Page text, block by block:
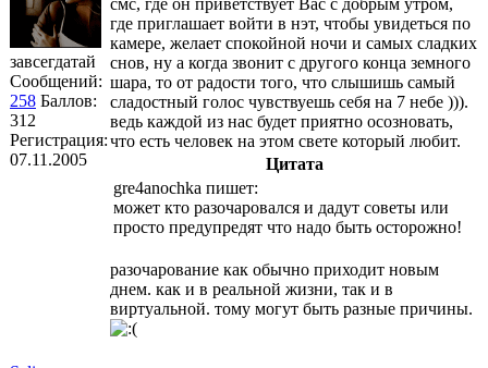
завсегдатай
Сообщений:
258 Баллов:
312
Регистрация:
07.11.2005
где приглашает войти в нэт, чтобы увидеться по
камере, желает спокойной ночи и самых сладких
снов, ну а когда звонит с другого конца земного
шара, то от радости того, что слышишь самый
сладостный голос чувствуешь себя на 7 небе ))).
ведь каждой из нас будет приятно осозновать,
что есть человек на этом свете который любит.
Цитата
gre4anochka пишет:
может кто разочаровался и дадут советы или
просто предупредят что надо быть осторожно!
разочарование как обычно приходит новым
днем. как и в реальной жизни, так и в
виртуальной. тому могут быть разные причины.